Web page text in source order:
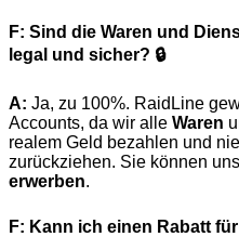
F: Sind die Waren und
legal und sicher? 🔒
A: Ja, zu 100%. RaidLine
Accounts, da wir alle Waren
realem Geld bezahlen und
zurückziehen. Sie können
erwerben.
F: Kann ich einen Rabatt